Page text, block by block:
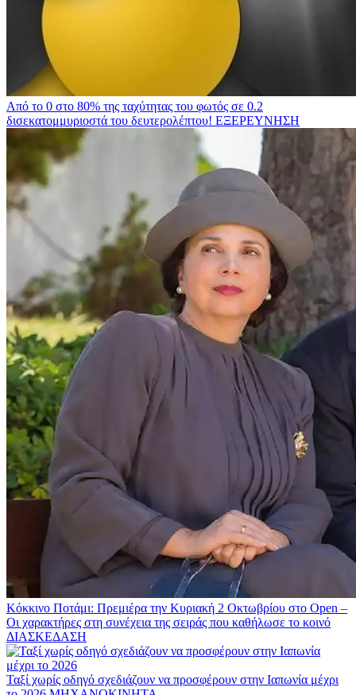
Από το 0 στο 80% της ταχύτητας του φωτός σε 0.2
δισεκατομμυριοστά του δευτερολέπτου! ΕΞΕΡΕΥΝΗΣΗ
Κόκκινο Ποτάμι: Πρεμιέρα την Κυριακή 2 Οκτωβρίου στο Open –
Οι χαρακτήρες στη συνέχεια της σειράς που καθήλωσε το κοινό
ΔΙΑΣΚΕΔΑΣΗ
Ταξί χωρίς οδηγό σχεδιάζουν να προσφέρουν στην Ιαπωνία μέχρι